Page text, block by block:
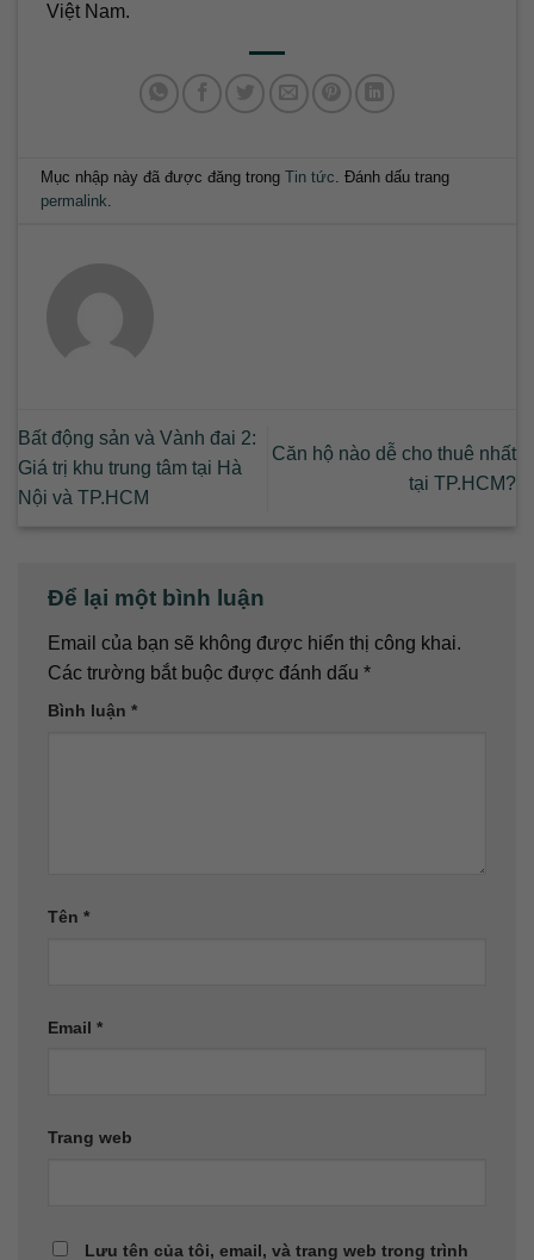
Việt Nam.
Mục nhập này đã được đăng trongTin tức. Đánh dấu trang
permalink.
Bất động sản và Vành đai 2:
Giá trị khu trung tâm tại Hà
Nội và TP.HCM
Căn hộ nào dễ cho thuê nhất
tại TP.HCM?
Để lại một bình luận
Email của bạn sẽ không được hiển thị công khai.
Các trường bắt buộc được đánh dấu *
Bình luận *
Tên *
Email *
Trang web
Lưu tên của tôi, email, và trang web trong trình